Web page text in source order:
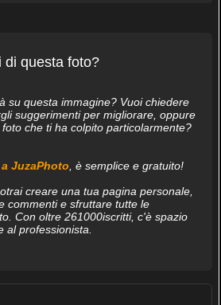
di questa foto?
su questa immagine? Vuoi chiedere
suggerimenti per migliorare, oppure
che ti ha colpito particolarmente?
JuzaPhoto , è semplice e gratuito!
creare una tua pagina personale,
commenti e sfruttare tutte le
Con oltre 261000iscritti, c'è spazio
al professionista.